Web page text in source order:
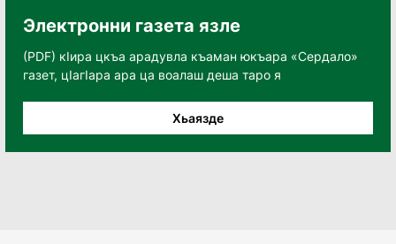
Электронни газета язле
(PDF) кӀира цкъа арадувла къаман юкъара «Сердало»
газет, цӀагӀара ара ца воалаш деша таро я
Хьаязде